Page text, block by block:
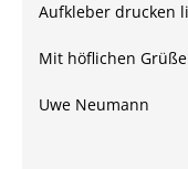
Aufkleber drucken
Mit höflichen
Uwe Neumann